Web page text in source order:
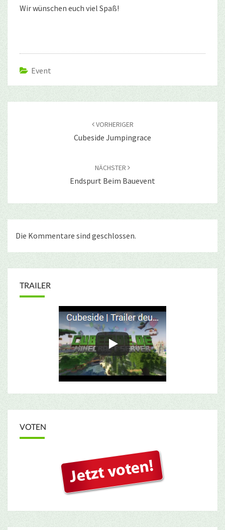
Wir wünschen euch viel Spaß!
Event
VORHERIGER
Cubeside Jumpingrace
NÄCHSTER
Endspurt Beim Bauevent
Die Kommentare sind geschlossen.
TRAILER
VOTEN